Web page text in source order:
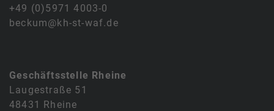
+49 (0)5971 4003-0
beckum@kh-st-waf.de
Geschäftsstelle Rheine
Laugestraße 51
48431 Rheine